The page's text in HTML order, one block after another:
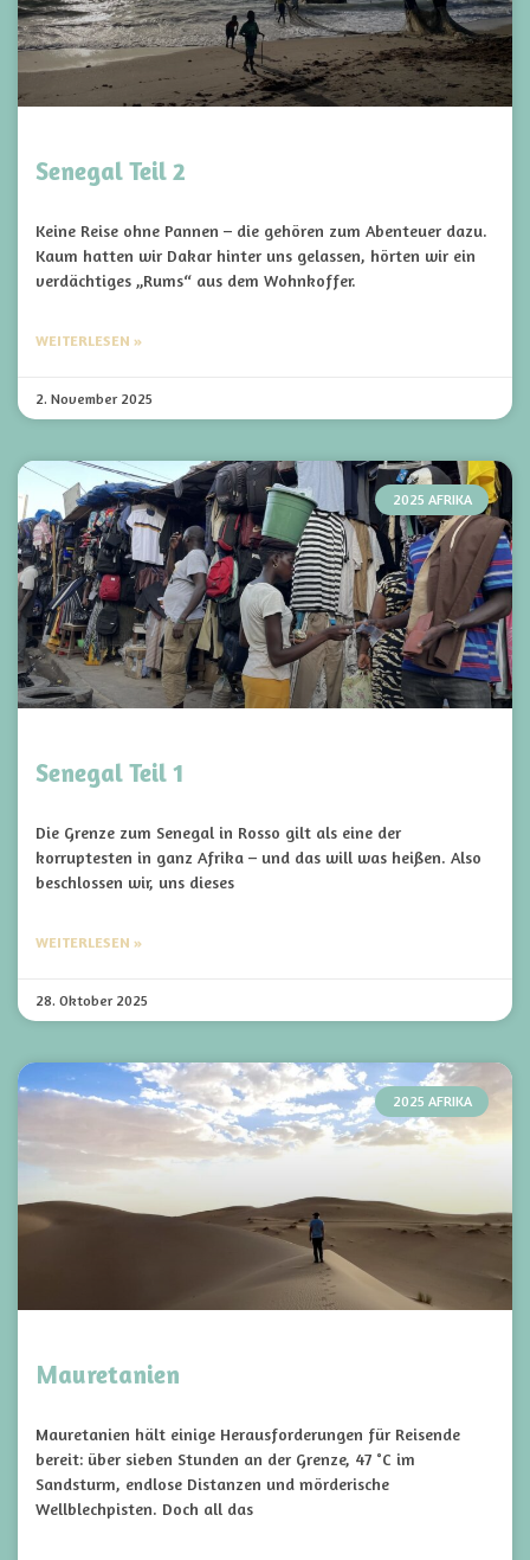
Senegal Teil 2
Keine Reise ohne Pannen – die gehören zum Abenteuer dazu.
Kaum hatten wir Dakar hinter uns gelassen, hörten wir ein
verdächtiges „Rums“ aus dem Wohnkoffer.
WEITERLESEN »
2. November 2025
2025 AFRIKA
Senegal Teil 1
Die Grenze zum Senegal in Rosso gilt als eine der
korruptesten in ganz Afrika – und das will was heißen. Also
beschlossen wir, uns dieses
WEITERLESEN »
28. Oktober 2025
2025 AFRIKA
Mauretanien
Mauretanien hält einige Herausforderungen für Reisende
bereit: über sieben Stunden an der Grenze, 47 °C im
Sandsturm, endlose Distanzen und mörderische
Wellblechpisten. Doch all das